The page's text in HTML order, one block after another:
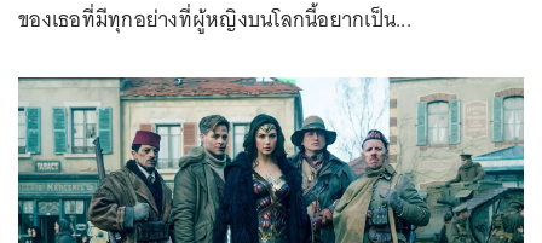
ของเธอที่มีทุกอย่างที่ผู้หญิงบนโลกนี้อยากเป็น...